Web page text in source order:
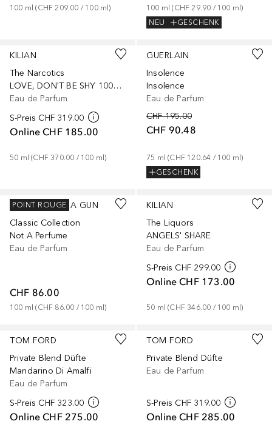
100 ml (CHF 209.00 / 100 ml) 100 ml (CHF 29.90 / 100 ml)
NEU
GESCHENK
KILIAN
The Narcotics
LOVE, DON'T BE SHY 100ml refillable
Eau de Parfum
S-Preis CHF 319.00
Online CHF 185.00
50 ml (CHF 370.00 / 100 ml)
GUERLAIN
Insolence
Insolence
Eau de Parfum
CHF 195.00
CHF 90.48
75 ml (CHF 120.64 / 100 ml)
GESCHENK
JULIETTE HAS A GUN
Classic Collection
Not A Perfume
Eau de Parfum
CHF 86.00
100 ml (CHF 86.00 / 100 ml)
POINT ROUGE
KILIAN
The Liquors
ANGELS' SHARE
Eau de Parfum
S-Preis CHF 299.00
Online CHF 173.00
50 ml (CHF 346.00 / 100 ml)
TOM FORD
Private Blend Düfte
Mandarino Di Amalfi
Eau de Parfum
S-Preis CHF 323.00
Online CHF 275.00
Gesponsert
TOM FORD
Private Blend Düfte
Eau de Parfum
S-Preis CHF 319.00
Online CHF 285.00
Gesponsert